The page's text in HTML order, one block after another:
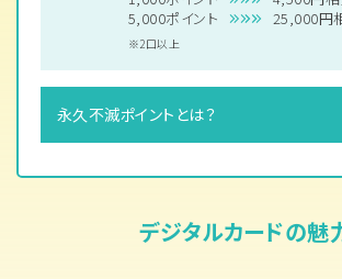
5,000ポイント
25,000円
2口以上
永久不滅ポイントとは？
デジタルカードの魅